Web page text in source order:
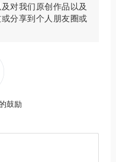
对我们原创作品以及
分享到个人朋友圈或
鼓励